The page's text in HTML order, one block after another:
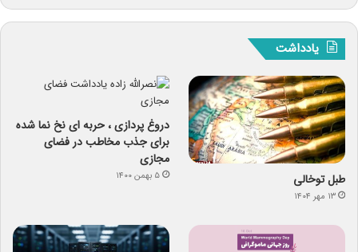
یادداشت
طبل توخالی
۱۳ مهر ۱۴۰۴
دروغ پردازی ، حربه ای نخ نما شده
برای جذب مخاطب در فضای
مجازی
۵ بهمن ۱۴۰۰